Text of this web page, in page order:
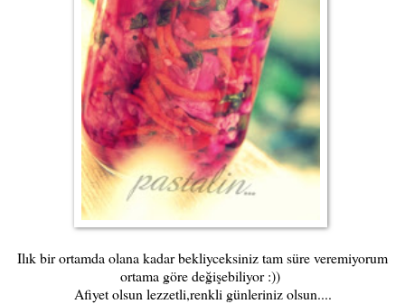
Ilık bir ortamda olana kadar bekliyceksiniz tam süre veremiyorum
ortama göre değişebiliyor :))
Afiyet olsun lezzetli,renkli günleriniz olsun....